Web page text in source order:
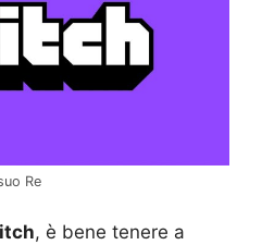
Re
, è bene tenere a